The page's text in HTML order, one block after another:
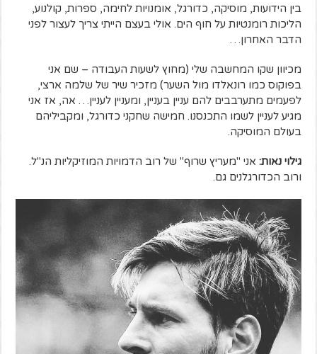
בין הידועות, מוסיקה, כדורגל, אומנויות לחימה, ספרות, קולנוע,
הליכות רומנטיות על חוף הים. אולי בעצם הייתי צריך לעצור לפני
הדבר האחרון…
מכיוון שקו המחשבה שלי (מחוץ לשעות העבודה – שם אני
בפוקוס כמו רונאלדו מול השער) מזכיר שיר של שלמה ארצי,
לפעמים מתערבבים להם עניין בעניין, ומעניין לעניין… אה, אז אני
מגיע לעניין לשמו התכנסנו. חמישה שחקני כדורגל, ומקביליהם
בעולם המוסיקה.
גילוי נאות: אני "מעריץ שרוף" של רוב הדמויות המוזיקליות הנ"ל.
ורוב הכדורגלנים גם.